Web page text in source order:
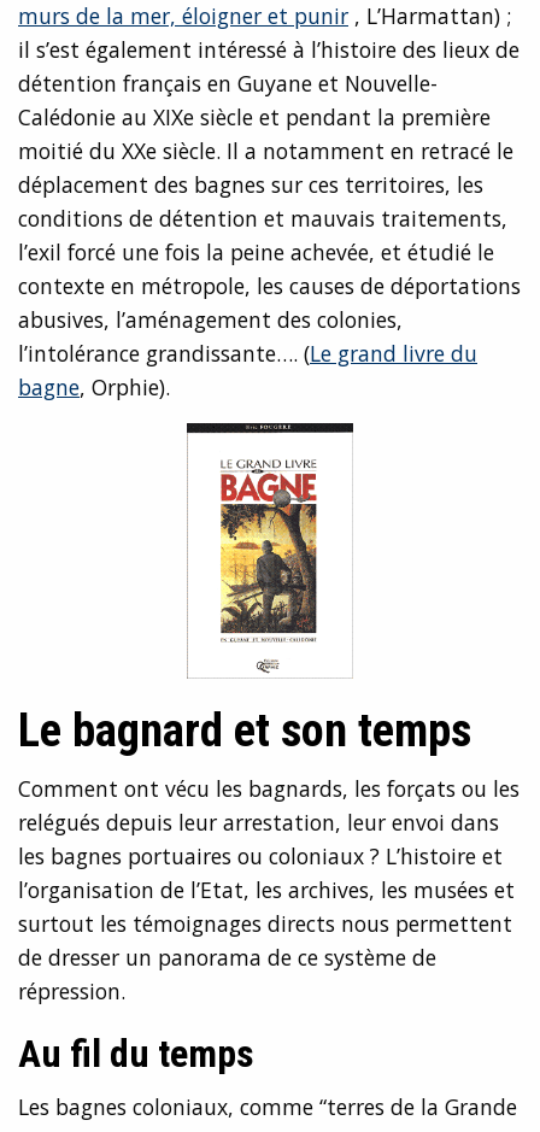
murs de la mer, éloigner et punir , L’Harmattan) ;
il s’est également intéressé à l’histoire des lieux de
détention français en Guyane et Nouvelle-
Calédonie au XIXe siècle et pendant la première
moitié du XXe siècle. Il a notamment en retracé le
déplacement des bagnes sur ces territoires, les
conditions de détention et mauvais traitements,
l’exil forcé une fois la peine achevée, et étudié le
contexte en métropole, les causes de déportations
abusives, l’aménagement des colonies,
l’intolérance grandissante…. (Le grand livre du
bagne, Orphie).
Le bagnard et son temps
Comment ont vécu les bagnards, les forçats ou les
relégués depuis leur arrestation, leur envoi dans
les bagnes portuaires ou coloniaux ? L’histoire et
l’organisation de l’Etat, les archives, les musées et
surtout les témoignages directs nous permettent
de dresser un panorama de ce système de
répression.
Au fil du temps
Les bagnes coloniaux, comme “terres de la Grande